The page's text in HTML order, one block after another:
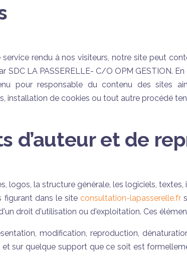
service rendu à nos visiteurs, notre site peut
SDC LA PASSERELLE- C/O OPM GESTION.
pour responsable du contenu des sites
installation de cookies ou tout autre procédé
d’auteur et de
logos, la structure générale, les logiciels,
figurant dans le site consultation-lapasserelle.fr
droit d'utilisation ou d'exploitation. Ces
modification, reproduction,
sur quelque support que ce soit est